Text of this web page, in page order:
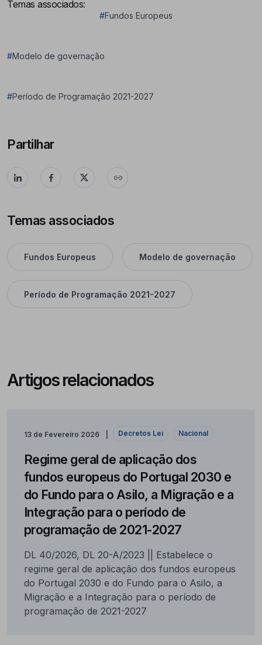
Temas associados:
#Fundos Europeus
#Modelo de governação
#Período de Programação 2021-2027
Partilhar
Temas associados
Fundos Europeus Modelo de governação
Período de Programação 2021-2027
Artigos relacionados
13 de Fevereiro 2026 Decretos Lei Nacional
Regime geral de aplicação dos
fundos europeus do Portugal 2030 e
do Fundo para o Asilo, a Migração e a
Integração para o período de
programação de 2021-2027
DL 40/2026, DL 20-A/2023 || Estabelece o
regime geral de aplicação dos fundos europeus
do Portugal 2030 e do Fundo para o Asilo, a
Migração e a Integração para o período de
programação de 2021-2027